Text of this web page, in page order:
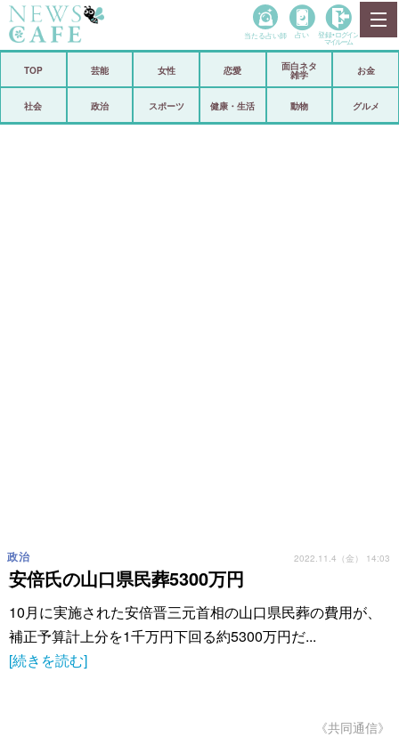
政治
当たる占い師 占い 登録• ログイン
マイルーム
TOP 芸能 女性 恋愛
面白ネタ
雑学
お金
社会 政治 スポーツ 健康・生活 動物 グルメ
安倍氏の山口県民葬5300万円
政治 2022.11.4（金） 14:03
10月に実施された安倍晋三元首相の山口県民葬の費用が、
補正予算計上分を1千万円下回る約5300万円だ...
[続きを読む]
《共同通信》